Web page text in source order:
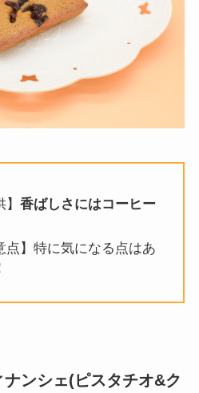
香ばしさにはコーヒー
点】特に気になる点はあ
ンシェ(ピスタチオ&ク